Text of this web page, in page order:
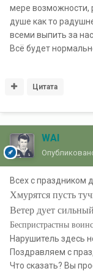
мере возможности,
душе как то
всеми выпить за
Всё будет
Цитата
WAI
Всех с
Хмурятся пусть
Ветер дует
Беспристрастны
Нарушитель здесь
Поздравляем с
Что сказать? Вы